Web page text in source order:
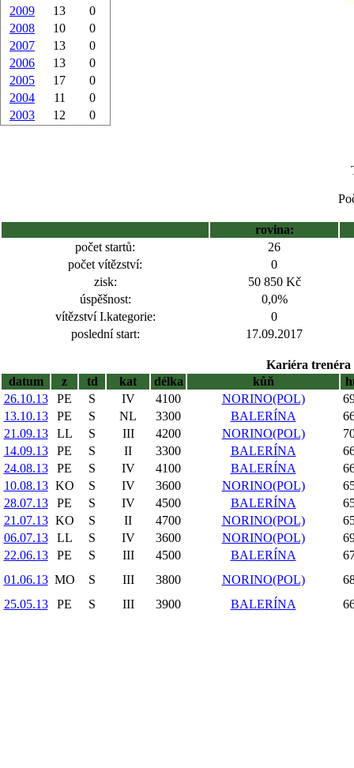
2009
13
0
2008
10
0
2007
13
0
2006
13
0
2005
17
0
2004
11
0
2003
12 0
rovina:
počet startů:
26
počet vítězství:
0
zisk:
50 850 Kč
úspěšnost:
0,0%
vítězství I.kategorie:
0
poslední start:
17.09.2017
Kariéra trenéra
datum
z td kat délka kůň
26.10.13
PE S IV 4100 NORINO(POL)
13.10.13
PE S NL 3300 BALERÍNA
21.09.13
LL S III 4200 NORINO(POL)
14.09.13
PE S II 3300 BALERÍNA
24.08.13
PE S IV 4100 BALERÍNA
10.08.13 KO S IV 3600 NORINO(POL)
28.07.13
PE S IV 4500 BALERÍNA
21.07.13 KO S II 4700 NORINO(POL)
06.07.13
LL S IV 3600 NORINO(POL)
22.06.13
PE S III 4500 BALERÍNA
01.06.13 MO S III 3800 NORINO(POL)
25.05.13
PE S III 3900 BALERÍNA